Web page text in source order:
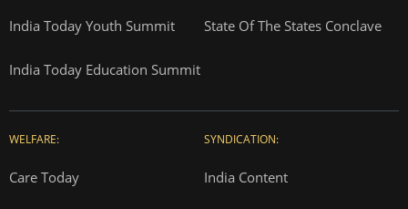
India Today Youth Summit State Of The States Conclave
India Today Education Summit
WELFARE:
Care Today
SYNDICATION:
India Content